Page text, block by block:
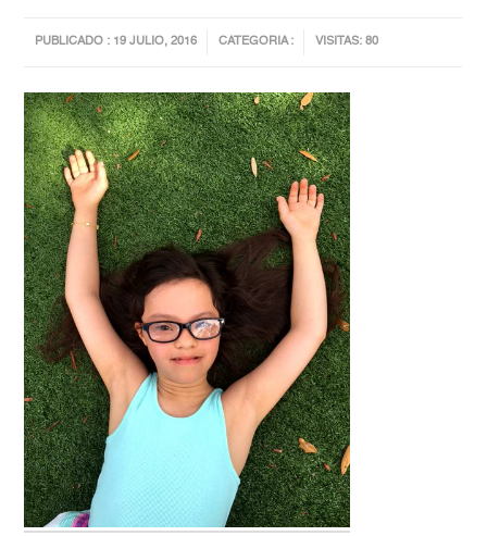
PUBLICADO : 19 JULIO, 2016 CATEGORIA : VISITAS: 80